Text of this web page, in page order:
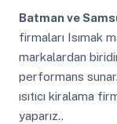
Batman ve
firmaları Isımak
markalardan
performans sunar.
ısıtıcı kiralama
yaparız..